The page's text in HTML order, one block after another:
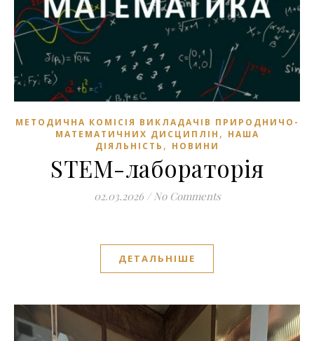
МЕТОДИЧНА КОМІСІЯ ВИКЛАДАЧІВ ПРИРОДНИЧО-
МАТЕМАТИЧНИХ ДИСЦИПЛІН , НАША
ДІЯЛЬНІСТЬ , НОВИНИ
STEM-лабораторія
02.03.2026 / No Comments
ДЕТАЛЬНІШЕ